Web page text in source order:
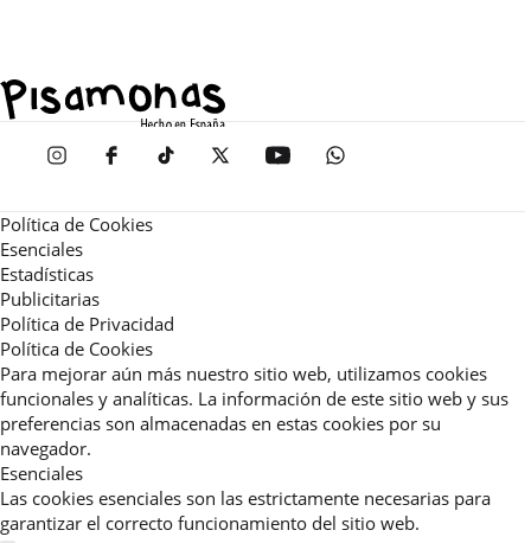
Política de Cookies
Esenciales
Estadísticas
Publicitarias
Política de Privacidad
Política de Cookies
Para mejorar aún más nuestro sitio web, utilizamos cookies
funcionales y analíticas. La información de este sitio web y sus
preferencias son almacenadas en estas cookies por su
navegador.
Esenciales
Las cookies esenciales son las estrictamente necesarias para
garantizar el correcto funcionamiento del sitio web.